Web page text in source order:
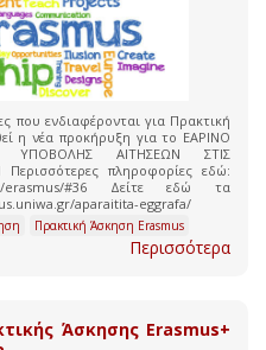
που ενδιαφέρονται για Πρακτική
η νέα προκήρυξη για το ΕΑΡΙΝΟ
ΥΠΟΒΟΛΗΣ ΑΙΤΗΣΕΩΝ ΣΤΙΣ
πληροφορίες εδώ:
gr/erasmus/#36 Δείτε εδώ τα
aparaitita-eggrafa/
Πρακτική Άσκηση Erasmus
Περισσότερα
Άσκησης Erasmus+